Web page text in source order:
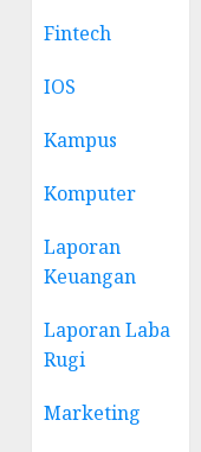
Fintech
IOS
Kampus
Komputer
Laporan
Keuangan
Laporan Laba
Rugi
Marketing